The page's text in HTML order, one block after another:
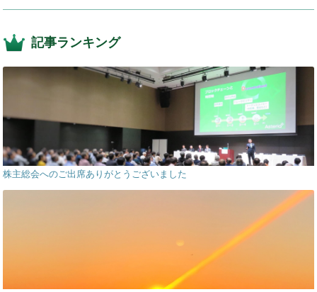
記事ランキング
株主総会へのご出席ありがとうございました